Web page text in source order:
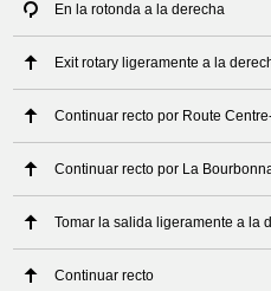
En la rotonda a la derecha
Exit rotary ligeramente a la
Continuar recto por Route
Continuar recto por La
Tomar la salida ligeramente a la
Continuar recto